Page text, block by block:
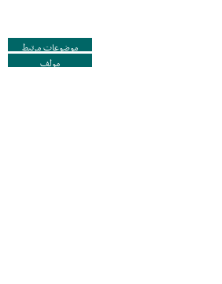
موضوعات مرتبط
مولف